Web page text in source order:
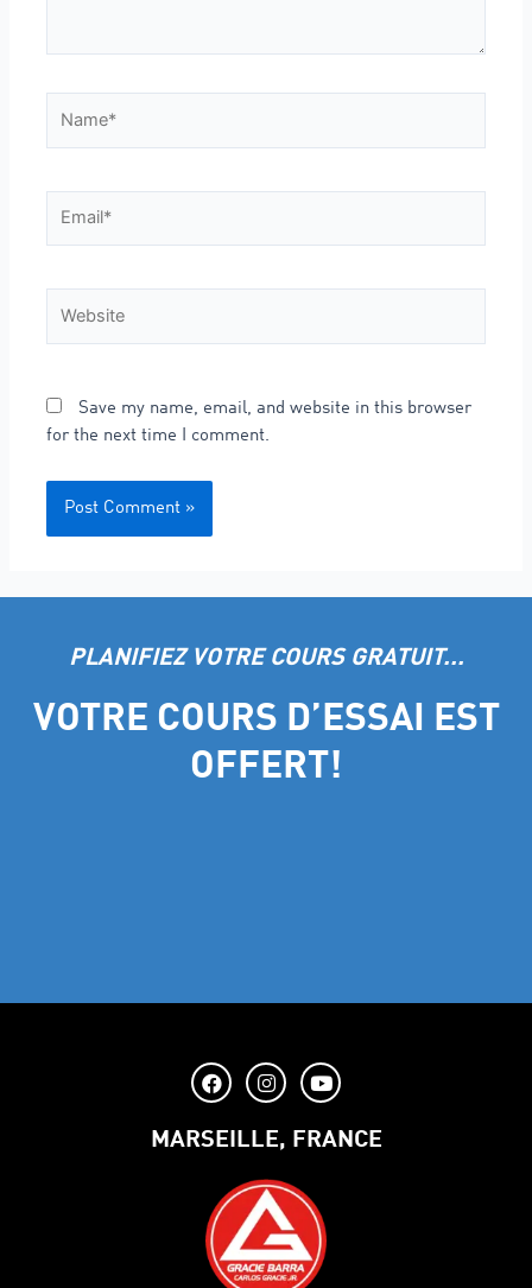
Save my name, email, and website in this browser
for the next time I comment.
PLANIFIEZ VOTRE COURS GRATUIT...
VOTRE COURS D’ESSAI EST
OFFERT!
MARSEILLE, FRANCE